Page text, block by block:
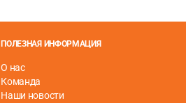
ПОЛЕЗНАЯ ИНФОРМАЦИЯ
О нас
Команда
Наши новости